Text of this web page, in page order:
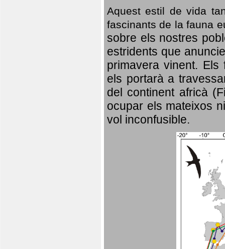
Aquest estil de vida
fascinants de la fauna
sobre els nostres
estridents que
primavera vinent. Els
els portarà a
del continent africà
ocupar els mateixos
vol inconfusible.